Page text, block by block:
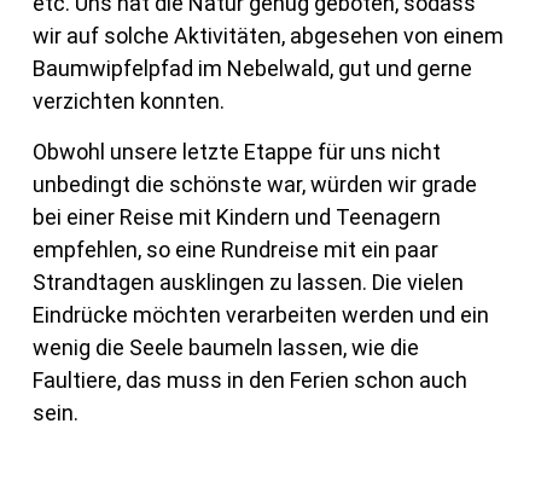
wir auf solche Aktivitäten, abgesehen von einem
Baumwipfelpfad im Nebelwald, gut und gerne
verzichten konnten.
Obwohl unsere letzte Etappe für uns nicht
unbedingt die schönste war, würden wir grade
bei einer Reise mit Kindern und Teenagern
empfehlen, so eine Rundreise mit ein paar
Strandtagen ausklingen zu lassen. Die vielen
Eindrücke möchten verarbeiten werden und ein
wenig die Seele baumeln lassen, wie die
Faultiere, das muss in den Ferien schon auch
sein.